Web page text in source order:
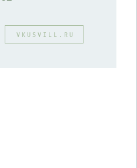
419м, 476м
VKUSVILL.RU